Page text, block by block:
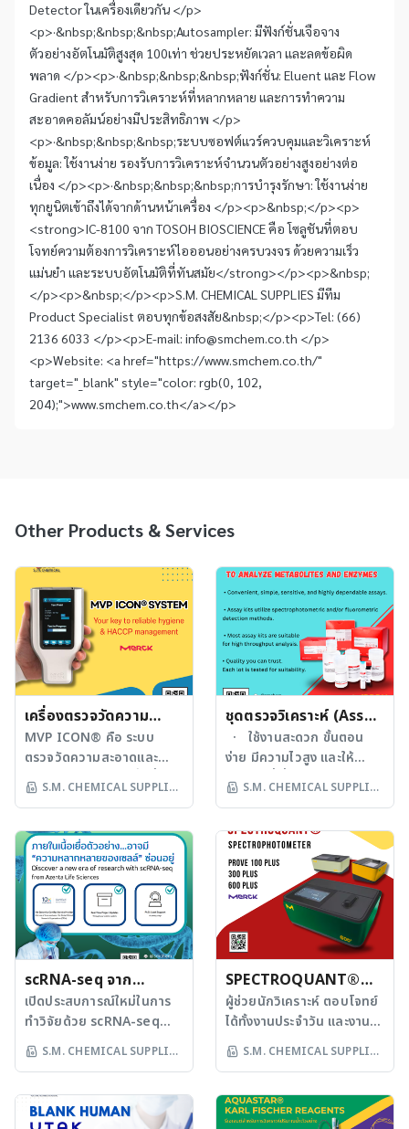
Detector ในเครื่องเดียวกัน </p>
<p>·&nbsp;&nbsp;&nbsp;Autosampler: มีฟังก์ชั่นเจือจาง
ตัวอย่างอัตโนมัติสูงสุด 100เท่า ช่วยประหยัดเวลา และลดข้อผิด
พลาด </p><p>·&nbsp;&nbsp;&nbsp;ฟังก์ชั่น: Eluent และ Flow
Gradient สำหรับการวิเคราะห์ที่หลากหลาย และการทำความ
สะอาดคอลัมน์อย่างมีประสิทธิภาพ </p>
<p>·&nbsp;&nbsp;&nbsp;ระบบซอฟต์แวร์ควบคุมและวิเคราะห์
ข้อมูล: ใช้งานง่าย รองรับการวิเคราะห์จำนวนตัวอย่างสูงอย่างต่อ
เนื่อง </p><p>·&nbsp;&nbsp;&nbsp;การบำรุงรักษา: ใช้งานง่าย
ทุกยูนิตเข้าถึงได้จากด้านหน้าเครื่อง </p><p>&nbsp;</p><p>
<strong>IC-8100 จาก TOSOH BIOSCIENCE คือ โซลูชันที่ตอบ
โจทย์ความต้องการวิเคราะห์ไอออนอย่างครบวงจร ด้วยความเร็ว
แม่นยำ และระบบอัตโนมัติที่ทันสมัย</strong></p><p>&nbsp;
</p><p>&nbsp;</p><p>S.M. CHEMICAL SUPPLIES มีทีม
Product Specialist ตอบทุกข้อสงสัย&nbsp;</p><p>Tel: (66)
2136 6033 </p><p>E-mail: info@smchem.co.th </p>
<p>Website: <a href="https://www.smchem.co.th/"
target="_blank" style="color: rgb(0, 102,
204);">www.smchem.co.th</a></p>
Other Products & Services
เครื่องตรวจวัดความ
สะอาด MVP ICON®
จาก MERCK
MVP ICON® คือ ระบบ
ตรวจวัดความสะอาดและ
ประสิทธิภาพการฆ่าเชื้อที่ทัน
สมัย เหมาะสำหรับการ
อุตสาหกรรมอาหาร และ
เครื่องดื่ม รวมถึงการปฏิบัติ
การในห้องปฏิบัติการที่
ต้องการมาตรฐานความ
สะอาดสูง ด้วยเทคโนโลยีการ
ตรวจวัด ATP และ
พารามิเตอร์ตามมาตรฐาน
HACCP ช่วยให้มั่นใจได้ว่า
สถานที่ และอุปกรณ์นั้น ๆ ได้
ผ่านเกณฑ์การตรวจสอบ
จุดเด่นของ MVP ICON®
ไฟฟ้า, ความเข้มข้นของสาร
และอุณหภูมิได้ในเครื่องเดียว
S.M. CHEMICAL SUPPLIES
CO LTD
ชุดตรวจวิเคราะห์ (Assay
Kit)
· ใช้งานสะดวก ขั้นตอน
ง่าย มีความไวสูง และให้
ผลลัพธ์ที่เชื่อถือได้ · ใช้หลัก
การตรวจวัดแบบ สเปกโต
โรเมทรี เหมาะสำหรับการ
วิเคราะห์ตัวอย่างที่มีจำนวน
มาก (High-Throughput)
ในงานวิจัยหรือการทดสอบใน
ห้องปฏิบัติการ มั่นใจใน
คุณภาพ — ทุกล็อตผ่านการ
ทดสอบความเหมาะสมก่อน
จำหน่าย จุดเด่นของการใช้
Assay Kit · ไม่ต้องหาสาร
ให้วุ่นวาย ในชุด Kit มี
และReagent Buffer
ทดสอบในทุกล็อต ทำให้ผลที่
ได้มีความเที่ยงตรง แม่นยำ
S.M. CHEMICAL SUPPLIES
CO LTD
scRNA-seq จาก
Azenta Life Sciences
เปิดประสบการณ์ใหม่ในการ
ทำวิจัยด้วย scRNA-seq
จาก Azenta Life
Sciences คุณอาจได้ผล
ครั้ง... แต่รู้หรือไม่ว่า ภายใน
เนื้อเยื่อหรือตัวอย่างนั้น อาจ
S.M. CHEMICAL SUPPLIES
CO LTD
SPECTROQUANT®
SPECTROPHOTOMET
ER
ผู้ช่วยนักวิเคราะห์ ตอบโจทย์
ได้ทั้งงานประจำวัน และงาน
วิเคราะห์ขั้นสูง ใช้งานง่าย
ทนทาน และวัดค่าได้อย่าง
ภายใต้แบรนด์ Merck นำ
เสนอ 3 รุ่น: Prove 100
S.M. CHEMICAL SUPPLIES
CO LTD